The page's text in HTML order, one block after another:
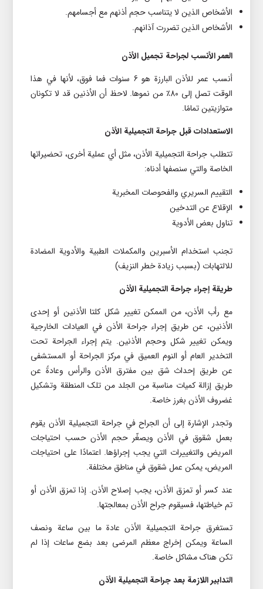
الأشخاص الذين لا يتناسب حجم أذنهم مع أجسامهم.
الأشخاص الذين تضررت آذانهم.
العمر الأنسب لجراحة تجميل الأذن
أنسب عمر للأذن البارزة هو 6 سنوات فما فوق، لأنها في هذا
الوقت تصل إلى 80٪ من نموها. لاحظ أن الأذنين قد لا تکونان
متوازيتين تمامًا.
الاستعدادات قبل جراحة التجميلیة الأذن
تتطلب جراحة التجميلیة الأذن، مثل أي عملية أخرى، تحضيراتها
الخاصة والتي سنصفها أدناه:
التقييم السريري والفحوصات المخبرية
الإقلاع عن التدخين
تناول بعض الأدوية
تجنب استخدام الأسبرين والمکملات الطبية والأدوية المضادة
للالتهابات (بسبب زيادة خطر النزيف)
طريقة إجراء جراحة التجميلیة الأذن
مع رأب الأذن، من الممکن تغيير شکل کلتا الأذنين أو إحدى
الأذنين، عن طريق إجراء جراحة الأذن في العيادات الخارجية
ويمکن تغيير شکل وحجم الأذنين. يتم إجراء الجراحة تحت
التخدير العام أو النوم العميق في مرکز الجراحة أو المستشفى
عن طريق إحداث شق بين مفترق الأذن والرأس وعادةً عن
طريق إزالة کميات مناسبة من الجلد من تلک المنطقة وتشکيل
غضروف الأذن بغرز خاصة.
وتجدر الإشارة إلى أن الجراح في جراحة التجميلیة الأذن يقوم
بعمل شقوق في الأذن ويصغّر حجم الأذن حسب احتياجات
المريض والتغييرات التي يجب إجراؤها. اعتمادًا على احتياجات
المريض، يمکن عمل شقوق في مناطق مختلفة.
عند کسر أو تمزق الأذن، يجب إصلاح الأذن. إذا تمزق الأذن أو
تم خياطتها، فسيقوم جراح الأذن بمعالجتها.
تستغرق جراحة التجميلیة الأذن عادة ما بين ساعة ونصف
الساعة ويمکن إخراج معظم المرضى بعد بضع ساعات إذا لم
تکن هناک مشاکل خاصة.
التدابير اللازمة بعد جراحة التجميلیة الأذن